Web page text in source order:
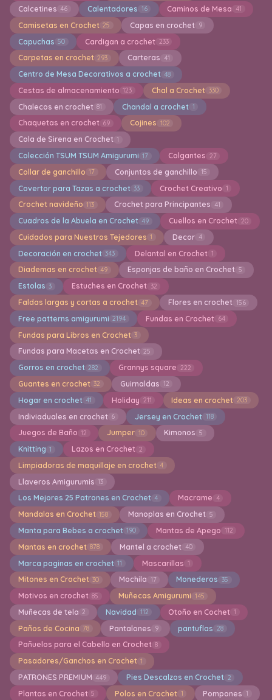
Calcetines 46 Calentadores 16 Caminos de Mesa 41
Camisetas en Crochet 25 Capas en crochet 9
Capuchas 50 Cardigan a crochet 233
Carpetas en crochet 293 Carteras 41
Centro de Mesa Decorativos a crochet 48
Cestas de almacenamiento 123 Chal a Crochet 330
Chalecos en crochet 81 Chandal a crochet 1
Chaquetas en crochet 69 Cojines 102
Cola de Sirena en Crochet 1
Colección TSUM TSUM Amigurumi 17 Colgantes 27
Collar de ganchillo 17 Conjuntos de ganchillo 15
Covertor para Tazas a crochet 33 Crochet Creativo 1
Crochet navideño 113 Crochet para Principantes 41
Cuadros de la Abuela en Crochet 49 Cuellos en Crochet 20
Cuidados para Nuestros Tejedores 1 Decor 4
Decoración en crochet 343 Delantal en Crochet 1
Diademas en crochet 49 Esponjas de baño en Crochet 5
Estolas 3 Estuches en Crochet 32
Faldas largas y cortas a crochet 47 Flores en crochet 156
Free patterns amigurumi 2194 Fundas en Crochet 64
Fundas para Libros en Crochet 3
Fundas para Macetas en Crochet 25
Gorros en crochet 282 Grannys square 222
Guantes en crochet 32 Guirnaldas 12
Hogar en crochet 41 Holiday 211 Ideas en crochet 203
Indiviaduales en crochet 6 Jersey en Crochet 118
Juegos de Baño 12 Jumper 10 Kimonos 5
Knitting 1 Lazos en Crochet 2
Limpiadoras de maquillaje en crochet 4
Llaveros Amigurumis 13
Los Mejores 25 Patrones en Crochet 4 Macrame 4
Mandalas en Crochet 158 Manoplas en Crochet 5
Manta para Bebes a crochet 190 Mantas de Apego 112
Mantas en crochet 878 Mantel a crochet 40
Marca paginas en crochet 11 Mascarillas 1
Mitones en Crochet 30 Mochila 17 Monederos 35
Motivos en crochet 85 Muñecas Amigurumi 145
Muñecas de tela 2 Navidad 112 Otoño en Cochet 1
Paños de Cocina 78 Pantalones 9 pantuflas 28
Pañuelos para el Cabello en Crochet 8
Pasadores/Ganchos en Crochet 1
PATRONES PREMIUM 449 Pies Descalzos en Crochet 2
Plantas en Crochet 5 Polos en Crochet 1 Pompones 1